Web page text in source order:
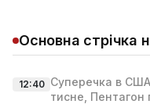
Основна стрічка
12:40 Суперечка в
тисне, Пентагон